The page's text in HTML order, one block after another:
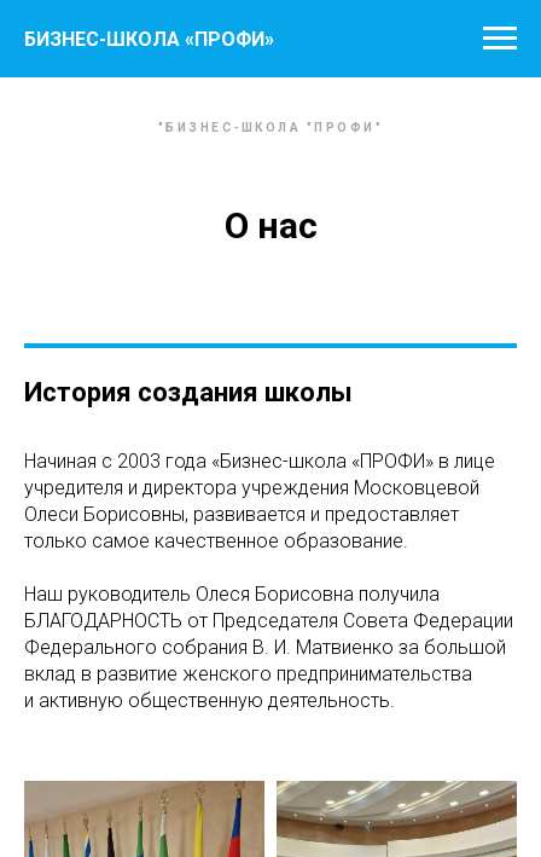
БИЗНЕС-ШКОЛА «ПРОФИ»
"БИЗНЕС-ШКОЛА "ПРОФИ"
О нас
История создания школы
Начиная с 2003 года «Бизнес-школа «ПРОФИ» в лице
учредителя и директора учреждения Московцевой
Олеси Борисовны, развивается и предоставляет
только самое качественное образование.
Наш руководитель Олеся Борисовна получила
БЛАГОДАРНОСТЬ от Председателя Совета Федерации
Федерального собрания В. И. Матвиенко за большой
вклад в развитие женского предпринимательства
и активную общественную деятельность.